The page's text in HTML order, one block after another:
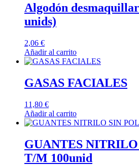
Algodón
unids)
2,06 €
Añadir al carrito
GASAS FACIALES
11,80 €
Añadir al carrito
GUANTES
T/M 100unid